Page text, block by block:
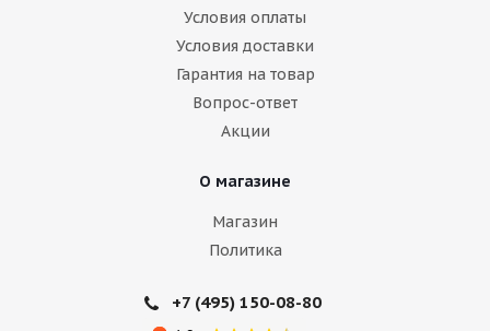
Условия оплаты
Условия доставки
Гарантия на товар
Вопрос-ответ
Акции
О магазине
Магазин
Политика
+7 (495) 150-08-80